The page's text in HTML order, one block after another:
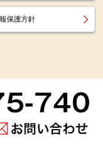
保護方針